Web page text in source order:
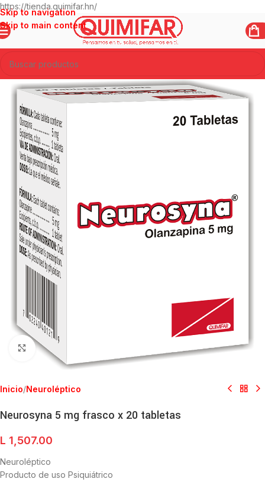
https://tienda.quimifar.hn/
Skip to navigation
Skip to main content
Clic para ampliar
Inicio/Neuroléptico
Neurosyna 5 mg frasco x 20 tabletas
L 1,507.00
Neuroléptico
Producto de uso Psiquiátrico